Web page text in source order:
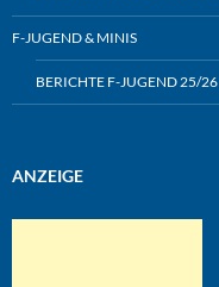
F-JUGEND & MINIS
BERICHTE F-JUGEND 25/26
ANZEIGE